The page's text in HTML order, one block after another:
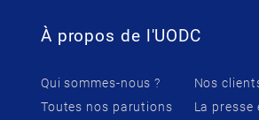
À propos de l'UODC
Qui sommes-nous ?
Toutes nos parutions
Nos
La presse